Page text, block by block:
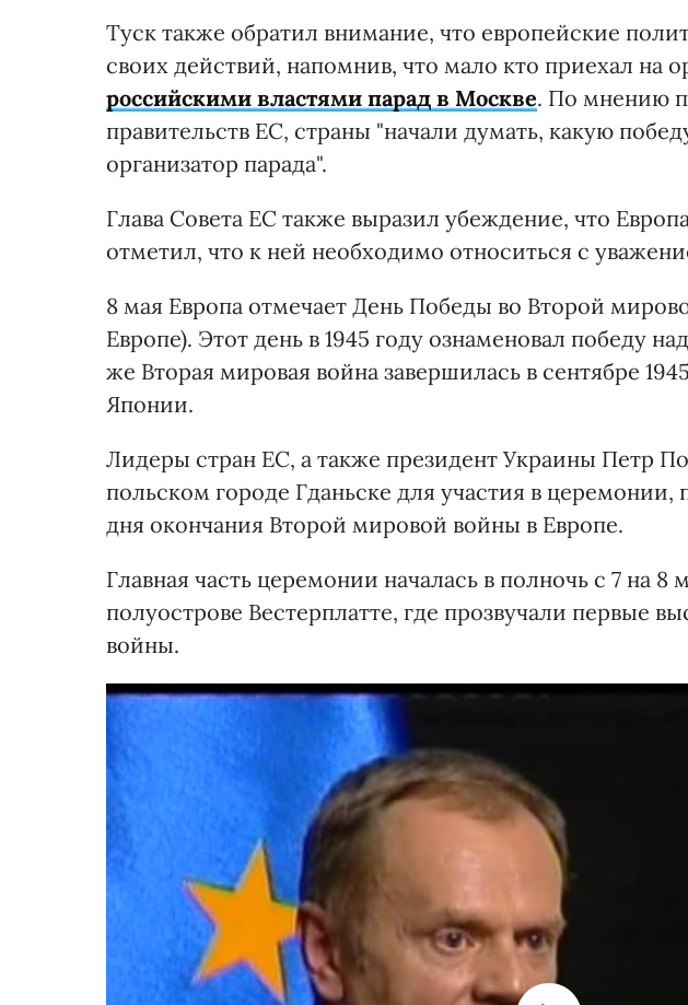
Туск также обратил внимание, что европейские
своих действий, напомнив, что мало кто приехал на
российскими властями парад в Москве. По мнению
правительств ЕС, страны "начали думать, какую
организатор парада".
Глава Совета ЕС также выразил убеждение, что
отметил, что к ней необходимо относиться с
8 мая Европа отмечает День Победы во Второй
Европе). Этот день в 1945 году ознаменовал победу
же Вторая мировая война завершилась в сентябре
Японии.
Лидеры стран ЕС, а также президент Украины Петр
польском городе Гданьске для участия в
дня окончания Второй мировой войны в Европе.
Главная часть церемонии началась в полночь с 7 на
полуострове Вестерплатте, где прозвучали первые
войны.